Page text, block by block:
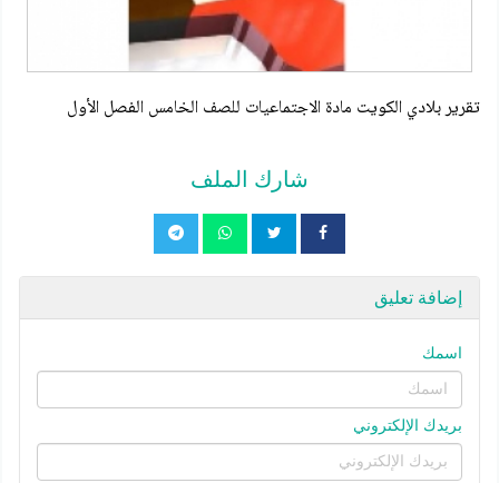
تقرير بلادي الكويت مادة الاجتماعيات للصف الخامس الفصل الأول
شارك الملف
إضافة تعليق
اسمك
بريدك الإلكتروني